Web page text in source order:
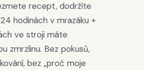
recept, dodržíte
hodinách v mrazáku +
ve stroji máte
zmrzlinu. Bez pokusů,
bez „proč moje